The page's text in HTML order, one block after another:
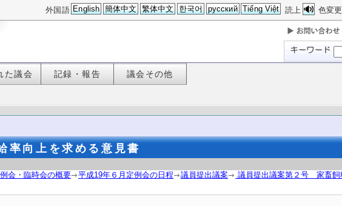
色変更
読上
外国語 English 簡体中文 繁体中文 한국어 русский Tiếng Việt
た議会 記録・報告 議会その他
向上を求める意見書
会・臨時会の概要 平成19年６月定例会の日程 議員提出議案
議員提出議案第２号 家畜飼